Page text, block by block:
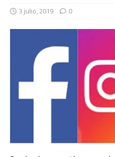
3 julio, 2019 0